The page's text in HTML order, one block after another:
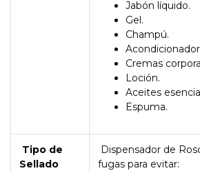
Jabón líquido.
Gel.
Champú.
Cremas
Loción.
Aceites
Espuma.
Tipo de
Sellado
Dispensador de
fugas para evitar: